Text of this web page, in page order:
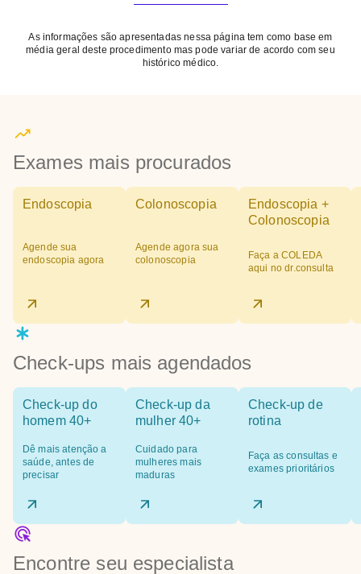
As informações são apresentadas nessa página tem como base em
média geral deste procedimento mas pode variar de acordo com seu
histórico médico.
Exames mais procurados
Endoscopia
Agende sua
endoscopia agora
Colonoscopia
Agende agora sua
colonoscopia
Endoscopia +
Colonoscopia
Faça a COLEDA
aqui no dr.consulta
Check-ups mais agendados
Check-up do
homem 40+
Dê mais atenção a
saúde, antes de
precisar
Check-up da
mulher 40+
Cuidado para
mulheres mais
maduras
Check-up de
rotina
Faça as consultas e
exames prioritários
Encontre seu especialista